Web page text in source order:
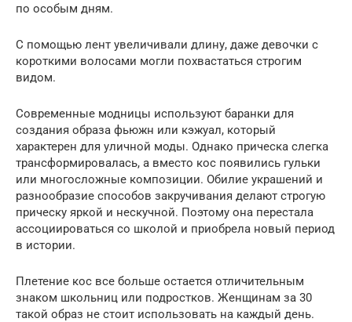
по особым дням.
С помощью лент увеличивали длину, даже девочки с
короткими волосами могли похвастаться строгим
видом.
Современные модницы используют баранки для
создания образа фьюжн или кэжуал, который
характерен для уличной моды. Однако прическа слегка
трансформировалась, а вместо кос появились гульки
или многосложные композиции. Обилие украшений и
разнообразие способов закручивания делают строгую
прическу яркой и нескучной. Поэтому она перестала
ассоциироваться со школой и приобрела новый период
в истории.
Плетение кос все больше остается отличительным
знаком школьниц или подростков. Женщинам за 30
такой образ не стоит использовать на каждый день.